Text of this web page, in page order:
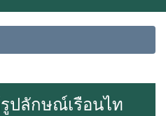
ปลักษณ์เรือนไท